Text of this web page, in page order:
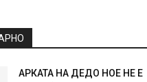
АРКАТА НА ДЕДО НОЕ НЕ Е